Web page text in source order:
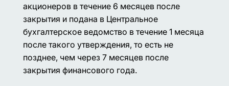
акционеров в течение 6 месяцев после
закрытия и подана в Центральное
бухгалтерское ведомство в течение 1 месяца
после такого утверждения, то есть не
позднее, чем через 7 месяцев после
закрытия финансового года.